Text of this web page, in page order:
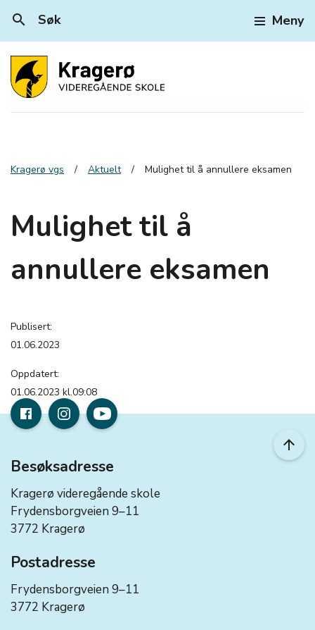
search Søk Meny
Kragerø vgs Aktuelt Mulighet til å annullere eksamen
Mulighet til å
annullere eksamen
Publisert:
01.06.2023
Oppdatert:
01.06.2023 kl.09:08
arrow_upward
Besøksadresse
Kragerø videregående skole
Frydensborgveien 9–11
3772 Kragerø
Postadresse
Frydensborgveien 9–11
3772 Kragerø